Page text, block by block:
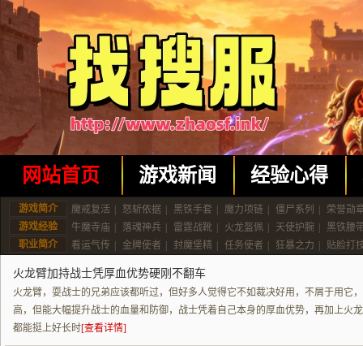
网站首页 游戏新闻 经验心得
游戏简介 魔戒复活 怒斩依据 黑铁手套 魔力项链 僵尸系列
荣誉勋
游戏经验
牛魔寺庙 落魂神兵 雷霆战靴 火龙盔佩 天使护腕
黑铁腰
职业简介
看运气传 金牌使者 封魔堡精 任务使者 狂暴之力 贴脸打
火龙臂加持战士凭厚血优势硬刚不翻车
火龙臂，耍战士的兄弟应该都听过，但好多人觉得它不如裁决好用，不屑于用它
高，但能大幅提升战士的血量和防御，战士凭着自己本身的厚血优势，再加上火
都能挺上好长时[查看详情]